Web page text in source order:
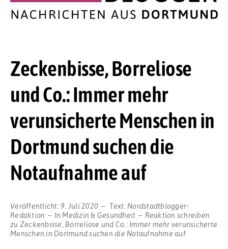
Zeckenbisse, Borreliose
und Co.: Immer mehr
verunsicherte Menschen in
Dortmund suchen die
Notaufnahme auf
Veröffentlicht: 9. Juli 2020 Text: Nordstadtblogger-
Redaktion
In Medizin & Gesundheit
Reaktion schreiben
zu Zeckenbisse, Borreliose und Co.: Immer mehr verunsicherte
Menschen in Dortmund suchen die Notaufnahme auf